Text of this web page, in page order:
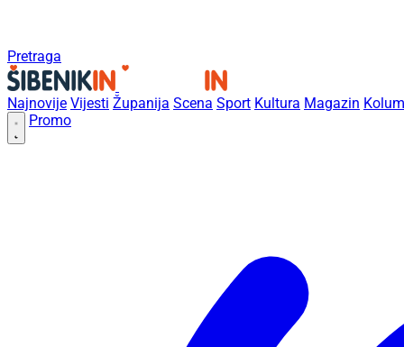
Pretraga
Najnovije Vijesti Županija Scena Sport Kultura Magazin
Promo